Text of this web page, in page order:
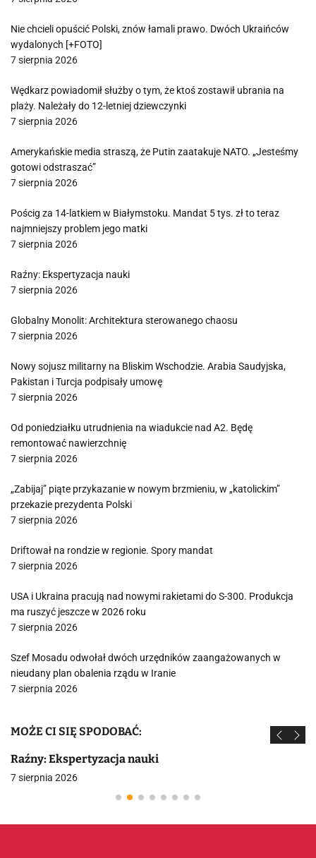
Nie chcieli opuścić Polski, znów łamali prawo. Dwóch Ukraińców
wydalonych [+FOTO]
7 sierpnia 2026
Wędkarz powiadomił służby o tym, że ktoś zostawił ubrania na
plaży. Należały do 12-letniej dziewczynki
7 sierpnia 2026
Amerykańskie media straszą, że Putin zaatakuje NATO. „Jesteśmy
gotowi odstraszać”
7 sierpnia 2026
Pościg za 14-latkiem w Białymstoku. Mandat 5 tys. zł to teraz
najmniejszy problem jego matki
7 sierpnia 2026
Raźny: Ekspertyzacja nauki
7 sierpnia 2026
Globalny Monolit: Architektura sterowanego chaosu
7 sierpnia 2026
Nowy sojusz militarny na Bliskim Wschodzie. Arabia Saudyjska,
Pakistan i Turcja podpisały umowę
7 sierpnia 2026
Od poniedziałku utrudnienia na wiadukcie nad A2. Będę
remontować nawierzchnię
7 sierpnia 2026
„Zabijaj” piąte przykazanie w nowym brzmieniu, w „katolickim”
przekazie prezydenta Polski
7 sierpnia 2026
Driftował na rondzie w regionie. Spory mandat
7 sierpnia 2026
USA i Ukraina pracują nad nowymi rakietami do S-300. Produkcja
ma ruszyć jeszcze w 2026 roku
7 sierpnia 2026
Szef Mosadu odwołał dwóch urzędników zaangażowanych w
nieudany plan obalenia rządu w Iranie
7 sierpnia 2026
MOŻE CI SIĘ SPODOBAĆ:
Raźny: Ekspertyzacja nauki
7 sierpnia 2026